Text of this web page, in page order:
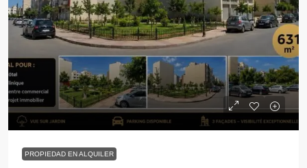
PROPIEDAD EN ALQUILER